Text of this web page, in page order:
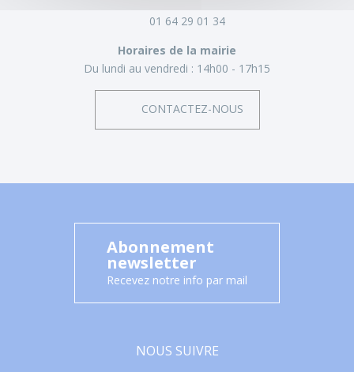
01 64 29 01 34
Horaires de la mairie
Du lundi au vendredi : 14h00 - 17h15
CONTACTEZ-NOUS
Abonnement
newsletter
Recevez notre info par mail
NOUS SUIVRE